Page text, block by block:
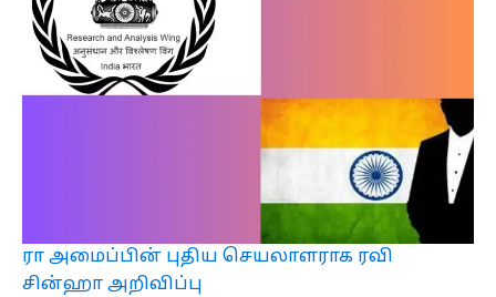
ரா அமைப்பின் புதிய செயலாளராக ரவி
சின்ஹா அறிவிப்பு